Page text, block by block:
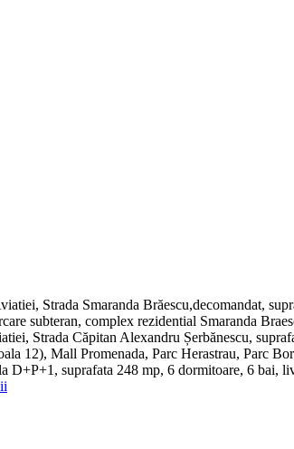
Strada Smaranda Brăescu,decomandat,
subteran, complex rezidential Smaranda
Strada Căpitan Alexandru Șerbănescu,
12), Mall Promenada, Parc Herastrau, Parc
D+P+1, suprafata 248 mp, 6 dormitoare, 6 bai,